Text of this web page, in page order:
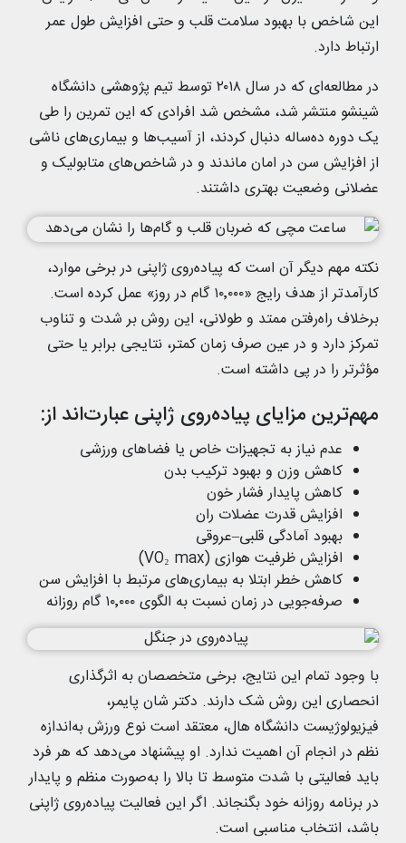
این شاخص با بهبود سلامت قلب و حتی افزایش طول عمر
ارتباط دارد.
در مطالعه‌ای که در سال ۲۰۱۸ توسط تیم پژوهشی دانشگاه
شینشو منتشر شد، مشخص شد افرادی که این تمرین را طی
یک دوره ده‌ساله دنبال کردند، از آسیب‌ها و بیماری‌های ناشی
از افزایش سن در امان ماندند و در شاخص‌های متابولیک و
عضلانی وضعیت بهتری داشتند.
نکته مهم دیگر آن است که پیاده‌روی ژاپنی در برخی موارد،
کارآمدتر از هدف رایج «۱۰٬۰۰۰ گام در روز» عمل کرده است.
برخلاف راه‌رفتن ممتد و طولانی، این روش بر شدت و تناوب
تمرکز دارد و در عین صرف زمان کمتر، نتایجی برابر یا حتی
مؤثرتر را در پی داشته است.
مهم‌ترین مزایای پیاده‌روی ژاپنی عبارت‌اند از:
عدم نیاز به تجهیزات خاص یا فضاهای ورزشی
کاهش وزن و بهبود ترکیب بدن
کاهش پایدار فشار خون
افزایش قدرت عضلات ران
بهبود آمادگی قلبی‌–‌عروقی
افزایش ظرفیت هوازی (VO₂ max)
کاهش خطر ابتلا به بیماری‌های مرتبط با افزایش سن
صرفه‌جویی در زمان نسبت به الگوی ۱۰٬۰۰۰ گام روزانه
با وجود تمام این نتایج، برخی متخصصان به اثرگذاری
انحصاری این روش شک دارند. دکتر شان پایمر،
فیزیولوژیست دانشگاه هال، معتقد است نوع ورزش به‌اندازه‌
نظم در انجام آن اهمیت ندارد. او پیشنهاد می‌دهد که هر فرد
باید فعالیتی با شدت متوسط تا بالا را به‌صورت منظم و پایدار
در برنامه روزانه خود بگنجاند. اگر این فعالیت پیاده‌روی ژاپنی
باشد، انتخاب مناسبی است.